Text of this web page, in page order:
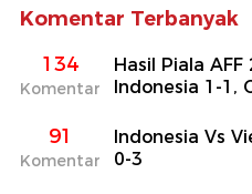
Komentar Terbanyak
134
Komentar
Hasil Piala
Indonesia 1-1,
91
Komentar
Indonesia Vs
0-3